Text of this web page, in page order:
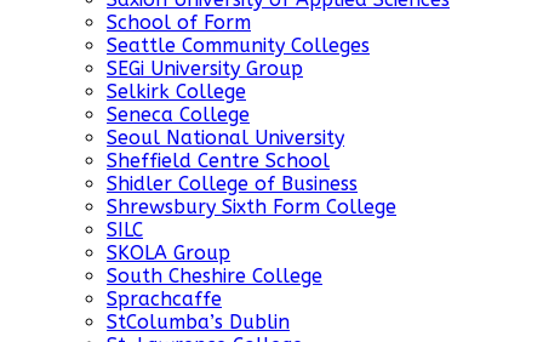
School of Form
Seattle Community Colleges
SEGi University Group
Selkirk College
Seneca College
Seoul National University
Sheffield Centre School
Shidler College of Business
Shrewsbury Sixth Form College
SILC
SKOLA Group
South Cheshire College
Sprachcaffe
StColumba’s Dublin